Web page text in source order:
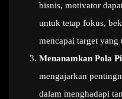
bisnis, motivator
untuk tetap fokus,
mencapai target yang
Menanamkan Pola
mengajarkan
dalam menghadapi